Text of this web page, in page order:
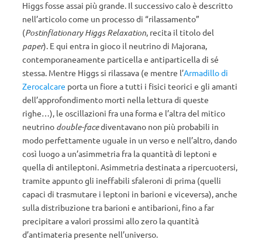
Higgs fosse assai più grande. Il successivo calo è descritto
nell’articolo come un processo di “rilassamento”
(Postinflationary Higgs Relaxation, recita il titolo del
paper). E qui entra in gioco il neutrino di Majorana,
contemporaneamente particella e antiparticella di sé
stessa. Mentre Higgs si rilassava (e mentre l’Armadillo di
Zerocalcare porta un fiore a tutti i fisici teorici e gli amanti
dell’approfondimento morti nella lettura di queste
righe…), le oscillazioni fra una forma e l’altra del mitico
neutrino double-facediventavano non più probabili in
modo perfettamente uguale in un verso e nell’altro, dando
così luogo a un’asimmetria fra la quantità di leptoni e
quella di antileptoni. Asimmetria destinata a ripercuotersi,
tramite appunto gli ineffabili sfaleroni di prima (quelli
capaci di trasmutare i leptoni in barioni e viceversa), anche
sulla distribuzione tra barioni e antibarioni, fino a far
precipitare a valori prossimi allo zero la quantità
d’antimateria presente nell’universo.